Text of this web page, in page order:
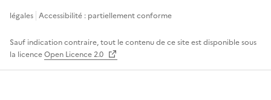
légales Accessibilité : partiellement conforme
Sauf indication contraire, tout le contenu de ce site est disponible sous
la licenceOpen Licence 2.0